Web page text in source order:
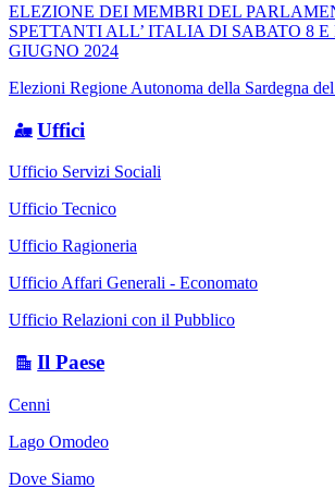
ELEZIONE DEI MEMBRI DEL
SPETTANTI ALL’ ITALIA DI SABATO 8
GIUGNO 2024
Elezioni Regione Autonoma della Sardegna
Uffici
Ufficio Servizi Sociali
Ufficio Tecnico
Ufficio Ragioneria
Ufficio Affari Generali - Economato
Ufficio Relazioni con il Pubblico
Il Paese
Cenni
Lago Omodeo
Dove Siamo